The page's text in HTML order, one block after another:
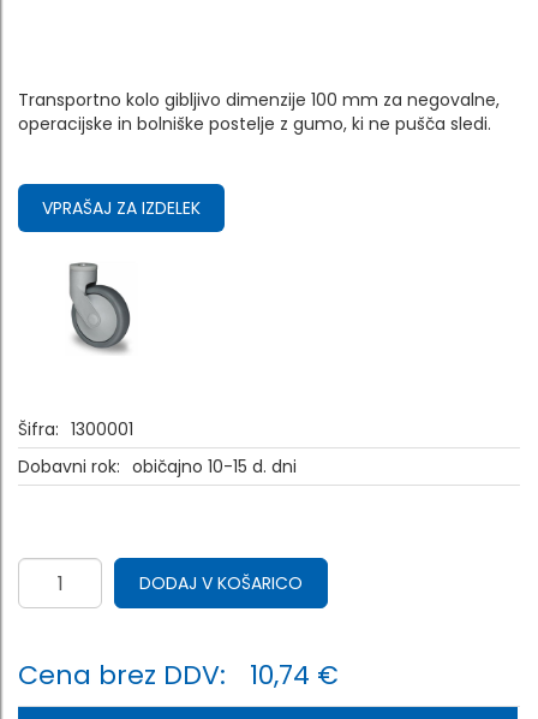
Transportno kolo gibljivo dimenzije 100 mm za negovalne,
operacijske in bolniške postelje z gumo, ki ne pušča sledi.
VPRAŠAJ ZA IZDELEK
Šifra: 1300001
Dobavni rok: običajno 10-15 d. dni
DODAJ V KOŠARICO
Cena brez DDV: 10,74 €